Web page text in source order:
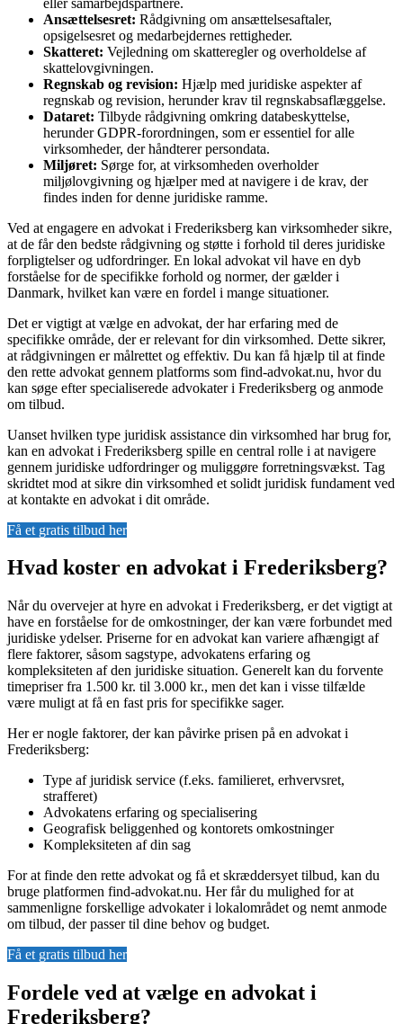
Ansættelsesret: Rådgivning om ansættelsesaftaler,
opsigelsesret og medarbejdernes rettigheder.
Skatteret: Vejledning om skatteregler og overholdelse af
skattelovgivningen.
Regnskab og revision: Hjælp med juridiske aspekter af
regnskab og revision, herunder krav til regnskabsaflæggelse.
Dataret: Tilbyde rådgivning omkring databeskyttelse,
herunder GDPR-forordningen, som er essentiel for alle
virksomheder, der håndterer persondata.
Miljøret: Sørge for, at virksomheden overholder
miljølovgivning og hjælper med at navigere i de krav, der
findes inden for denne juridiske ramme.
Ved at engagere en advokat i Frederiksberg kan virksomheder sikre,
at de får den bedste rådgivning og støtte i forhold til deres juridiske
forpligtelser og udfordringer. En lokal advokat vil have en dyb
forståelse for de specifikke forhold og normer, der gælder i
Danmark, hvilket kan være en fordel i mange situationer.
Det er vigtigt at vælge en advokat, der har erfaring med de
specifikke område, der er relevant for din virksomhed. Dette sikrer,
at rådgivningen er målrettet og effektiv. Du kan få hjælp til at finde
den rette advokat gennem platforms som find-advokat.nu, hvor du
kan søge efter specialiserede advokater i Frederiksberg og anmode
om tilbud.
Uanset hvilken type juridisk assistance din virksomhed har brug for,
kan en advokat i Frederiksberg spille en central rolle i at navigere
gennem juridiske udfordringer og muliggøre forretningsvækst. Tag
skridtet mod at sikre din virksomhed et solidt juridisk fundament ved
at kontakte en advokat i dit område.
Få et gratis tilbud her
Hvad koster en advokat i Frederiksberg?
Når du overvejer at hyre en advokat i Frederiksberg, er det vigtigt at
have en forståelse for de omkostninger, der kan være forbundet med
juridiske ydelser. Priserne for en advokat kan variere afhængigt af
flere faktorer, såsom sagstype, advokatens erfaring og
kompleksiteten af den juridiske situation. Generelt kan du forvente
timepriser fra 1.500 kr. til 3.000 kr., men det kan i visse tilfælde
være muligt at få en fast pris for specifikke sager.
Her er nogle faktorer, der kan påvirke prisen på en advokat i
Frederiksberg:
Type af juridisk service (f.eks. familieret, erhvervsret,
strafferet)
Advokatens erfaring og specialisering
Geografisk beliggenhed og kontorets omkostninger
Kompleksiteten af din sag
For at finde den rette advokat og få et skræddersyet tilbud, kan du
bruge platformen find-advokat.nu. Her får du mulighed for at
sammenligne forskellige advokater i lokalområdet og nemt anmode
om tilbud, der passer til dine behov og budget.
Få et gratis tilbud her
Fordele ved at vælge en advokat i
Frederiksberg?